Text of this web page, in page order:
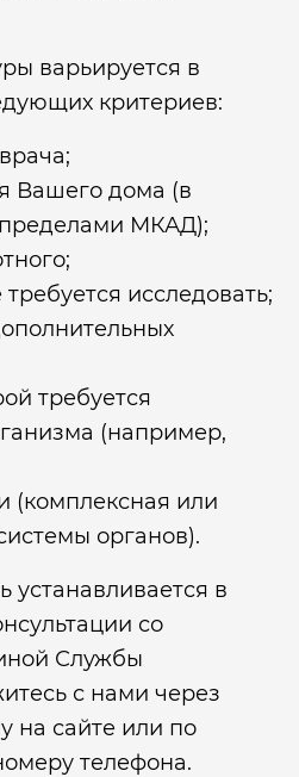
варьируется в
критериев:
Вашего дома (в
МКАД);
исследовать;
требуется
(например,
(комплексная или
органов).
устанавливается в
со
Службы
с нами через
на сайте или по
телефона.